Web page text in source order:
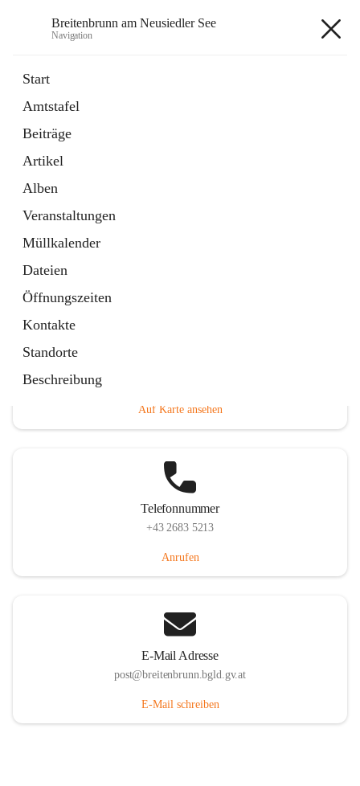
Breitenbrunn am Neusiedler See
Navigation
Start
Amtstafel
Beiträge
Artikel
Alben
Veranstaltungen
Müllkalender
Dateien
Öffnungszeiten
Kontakte
Standorte
Beschreibung
18 Schnellzugriffe
Gemeindeservice
Auf Karte ansehen
Telefonnummer
+43 2683 5213
Anrufen
E-Mail Adresse
post@breitenbrunn.bgld.gv.at
E-Mail schreiben